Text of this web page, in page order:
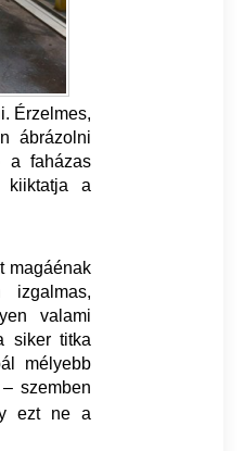
Érzelmes,
ábrázolni
a faházas
kiiktatja a
magáénak
izgalmas,
valami
siker titka
mélyebb
szemben
ezt ne a